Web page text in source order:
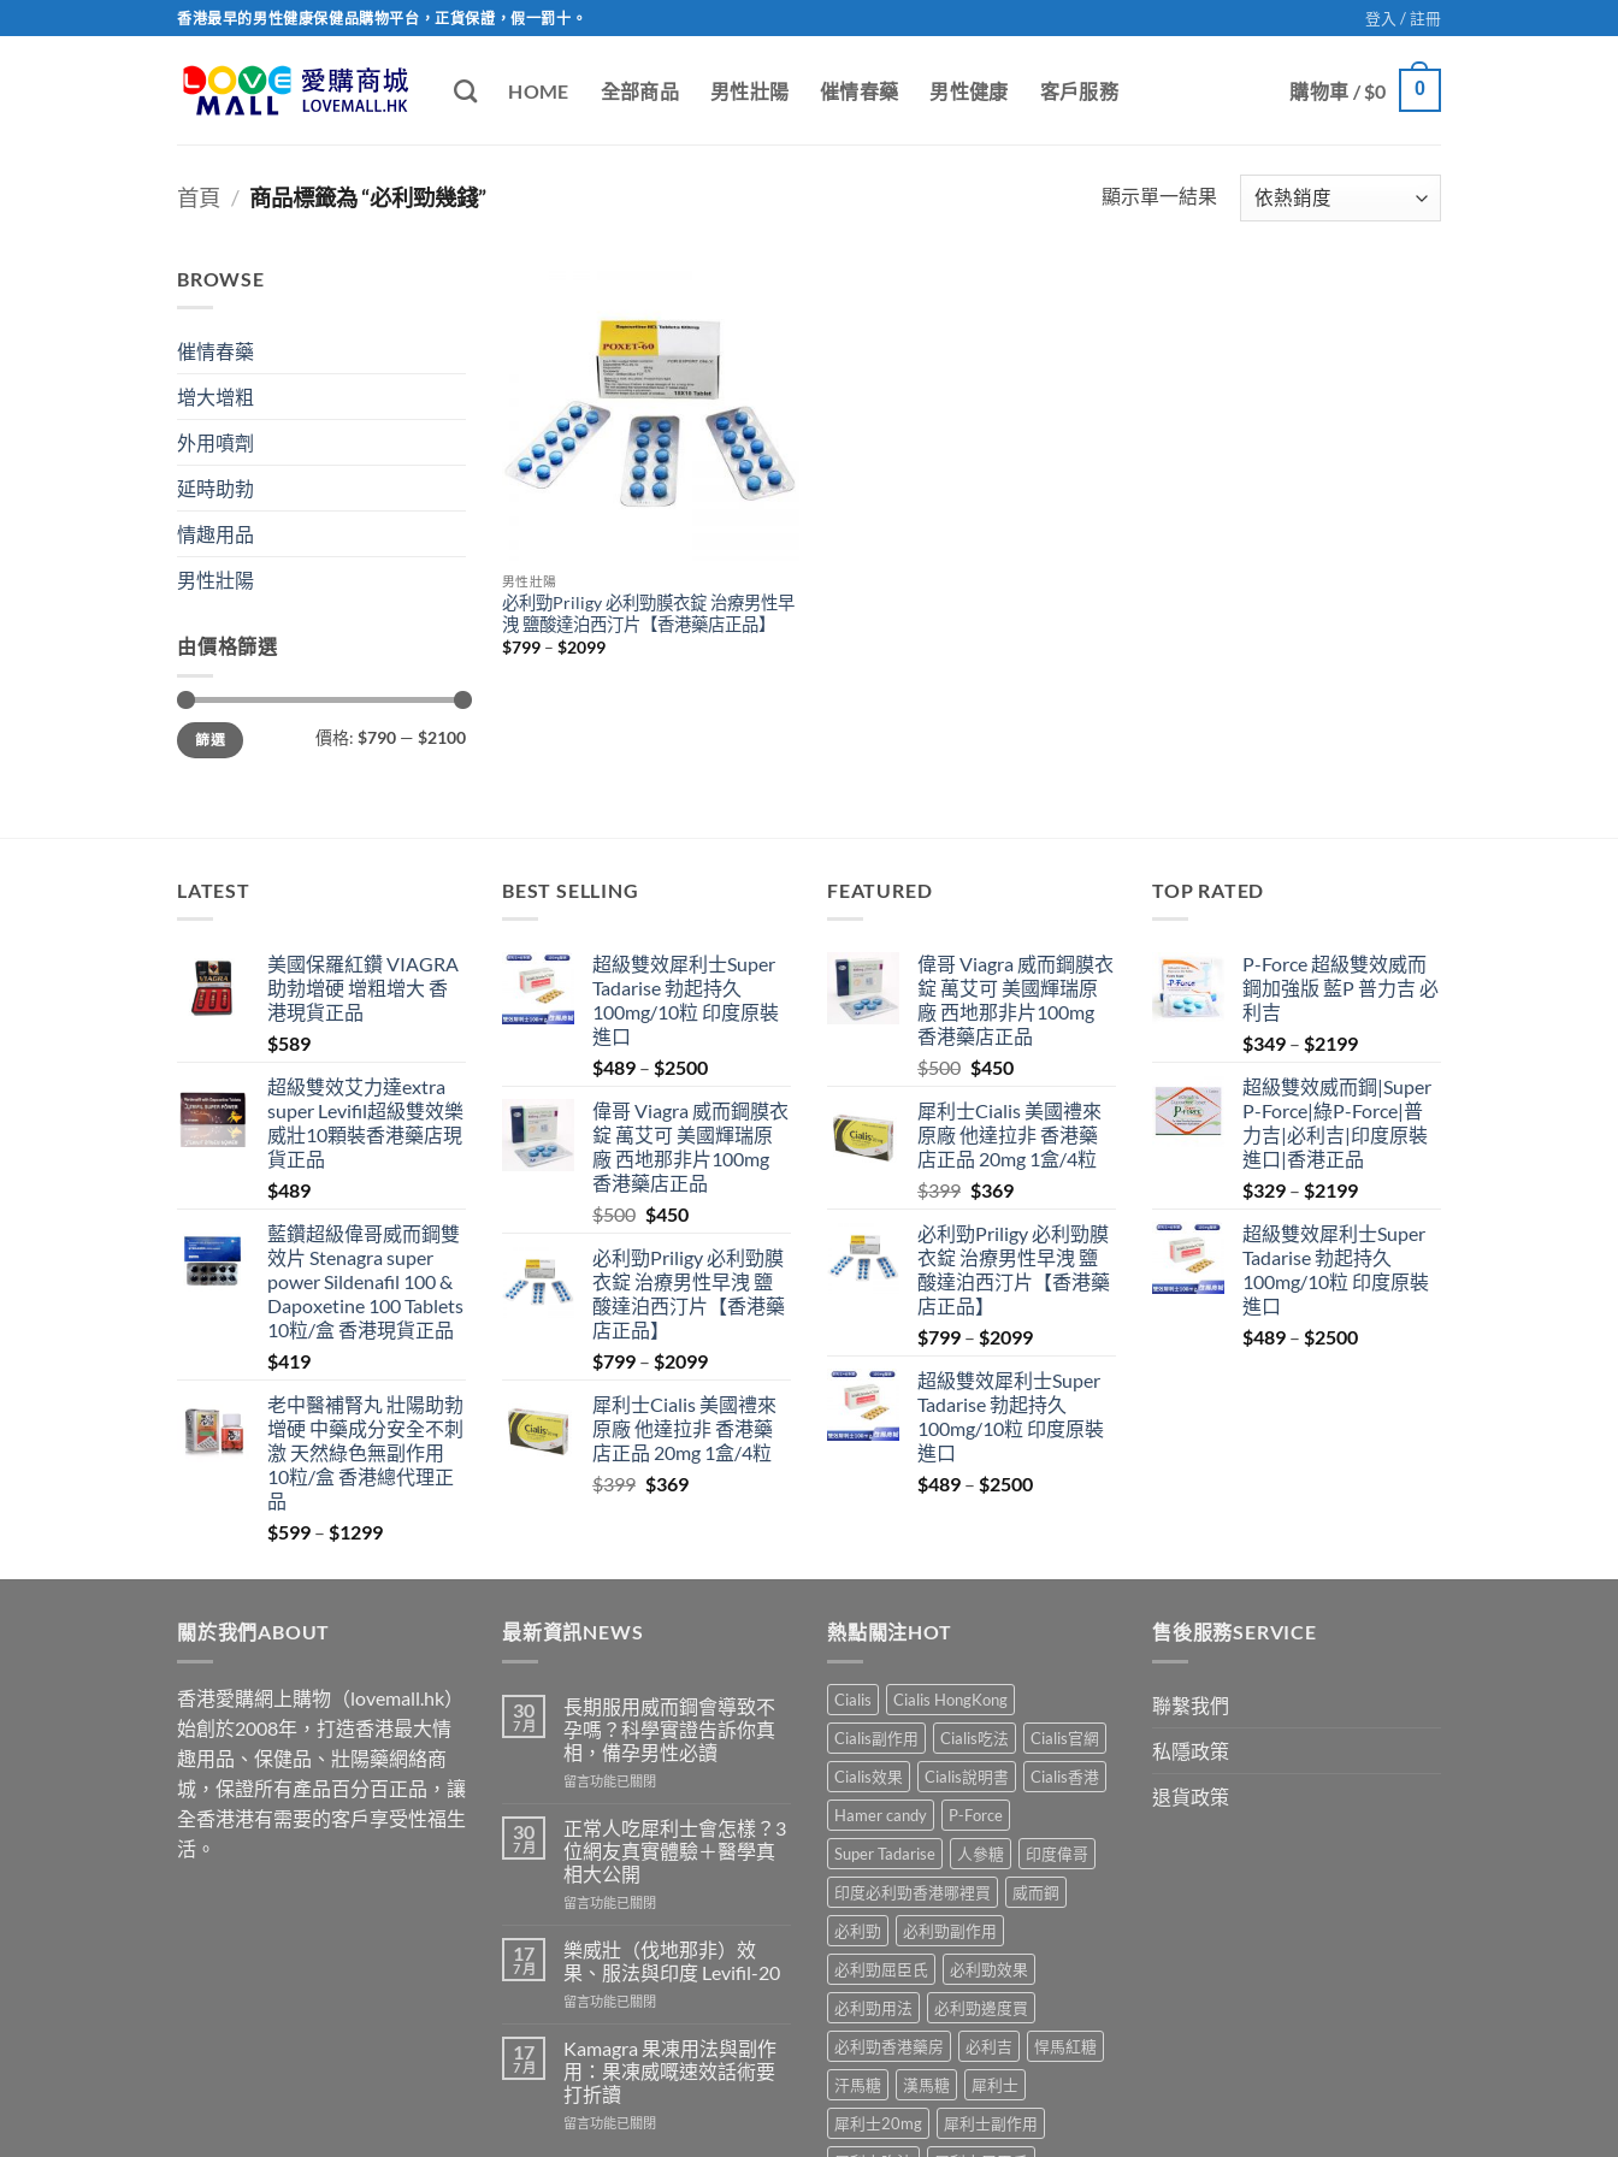
to
香港最早的男性健康保健品購物平台，正貨保證，假一罰十。 登入 / 註冊
HOME 全部商品 男性壯陽 催情春藥 男性健康 客戶服務 購物車 /$0 0
首頁 / 商品標籤為 “必利勁幾錢” 顯示單一結果
BROWSE
催情春藥
增大增粗
外用噴劑
延時助勃
情趣用品
男性壯陽
由價格篩選
最
低
價
最
高
價
篩選 價格: $790 — $2100
男性壯陽
必利勁Priligy 必利勁膜衣錠 治療男性早
洩 鹽酸達泊西汀片【香港藥店正品】
$799 – $2099Price
LATEST
美國保羅紅鑽 VIAGRA
助勃增硬 增粗增大 香
港現貨正品
$589
超級雙效艾力達extra
super Levifil超級雙效樂
威壯10顆裝香港藥店現
貨正品
$489
藍鑽超級偉哥威而鋼雙
效片 Stenagra super
power Sildenafil 100 &
Dapoxetine 100 Tablets
10粒/盒 香港現貨正品
$419
老中醫補腎丸 壯陽助勃
增硬 中藥成分安全不刺
激 天然綠色無副作用
10粒/盒 香港總代理正
品
$599 – $1299Price
$599
BEST SELLING
超級雙效犀利士Super
Tadarise 勃起持久
100mg/10粒 印度原裝
進口
$489 – $2500Price
$489
through
$2500
偉哥 Viagra 威而鋼膜衣
錠 萬艾可 美國輝瑞原
廠 西地那非片100mg
香港藥店正品
$500 Original
was:
$500.
$450Current
is:
$450.
必利勁Priligy 必利勁膜
衣錠 治療男性早洩 鹽
酸達泊西汀片【香港藥
店正品】
$799 – $2099Price
$799
through
$2099
犀利士Cialis 美國禮來
原廠 他達拉非 香港藥
店正品 20mg 1盒/4粒
$399 Original
$369Current
FEATURED
偉哥 Viagra 威而鋼膜衣
錠 萬艾可 美國輝瑞原
廠 西地那非片100mg
香港藥店正品
$500 Original
was:
$500.
$450Current
is:
$450.
犀利士Cialis 美國禮來
原廠 他達拉非 香港藥
店正品 20mg 1盒/4粒
$399 Original
was:
$399.
$369Current
is:
$369.
必利勁Priligy 必利勁膜
衣錠 治療男性早洩 鹽
酸達泊西汀片【香港藥
店正品】
$799 – $2099Price
$799
through
$2099
超級雙效犀利士Super
Tadarise 勃起持久
100mg/10粒 印度原裝
進口
$489 – $2500Price
$2500
TOP RATED
P-Force 超級雙效威而
鋼加強版 藍P 普力吉 必
利吉
$349 – $2199Price
$349
through
$2199
超級雙效威而鋼|Super
P-Force|綠P-Force|普
力吉|必利吉|印度原裝
進口|香港正品
$329 – $2199Price
$329
through
$2199
超級雙效犀利士Super
Tadarise 勃起持久
100mg/10粒 印度原裝
進口
$489 – $2500Price
關於我們ABOUT
香港愛購網上購物（lovemall.hk）
始創於2008年，打造香港最大情
趣用品、保健品、壯陽藥網絡商
城，保證所有產品百分百正品，讓
全香港港有需要的客戶享受性福生
活。
最新資訊NEWS
30
7 月
長期服用威而鋼會導致不
孕嗎？科學實證告訴你真
相，備孕男性必讀
在
期
服
用
威
而
會
導
致
不
嗎？
科
學
實
證
留言功能已關閉
30
7 月
正常人吃犀利士會怎樣？3
位網友真實體驗＋醫學真
相大公開
在
常
人
吃
犀
士
會
怎
樣？
3
留言功能已關閉
17
7 月
樂威壯（伐地那非）效
果、服法與印度 Levifil-20
在
威
壯
（伐
地
那
留言功能已關閉
17
7 月
Kamagra 果凍用法與副作
用：果凍威嘅速效話術要
打折讀
在
留言功能已關閉
熱點關注HOT
Cialis
Cialis HongKong
Cialis副作用
Cialis吃法
Cialis官網
Cialis效果
Cialis說明書
Cialis香港
Hamer candy
P-Force
Super Tadarise
人參糖
印度偉哥
印度必利勁香港哪裡買
威而鋼
必利勁
必利勁副作用
必利勁屈臣氏
必利勁效果
必利勁用法
必利勁邊度買
必利勁香港藥房
必利吉
悍馬紅糖
汗馬糖
漢馬糖
犀利士
犀利士20mg
犀利士副作用
售後服務SERVICE
聯繫我們
私隱政策
退貨政策